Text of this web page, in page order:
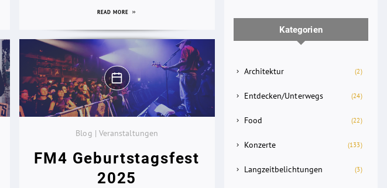
READ MORE
Blog | Veranstaltungen
FM4 Geburtstagsfest
2025
Kategorien
Architektur (2)
Entdecken/Unterwegs (24)
Food (22)
Konzerte (133)
Langzeitbelichtungen (3)